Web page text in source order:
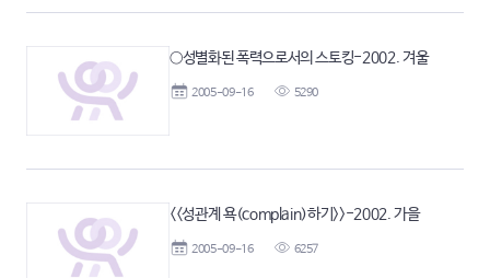
○성별화된 폭력으로서의 스토킹-2002. 겨울
2005-09-16 5290
<<성관계 욕(complain)하기>>-2002. 가을
2005-09-16 6257